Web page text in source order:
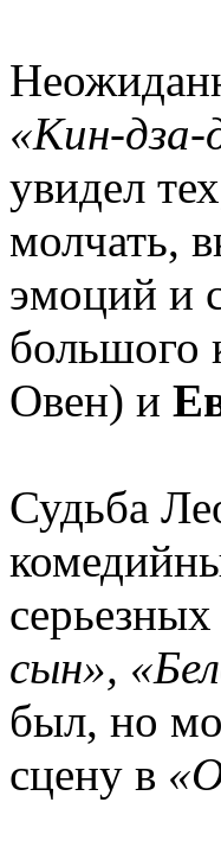
«Кин-дза-
увидел
молчать,
эмоций и
большого
Овен) и
Судьба
сын»,
был, но
сцену в